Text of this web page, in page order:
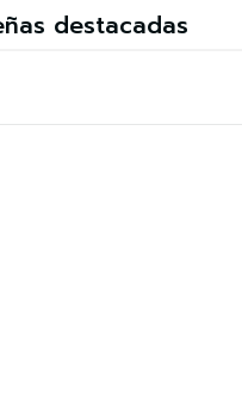
destacadas